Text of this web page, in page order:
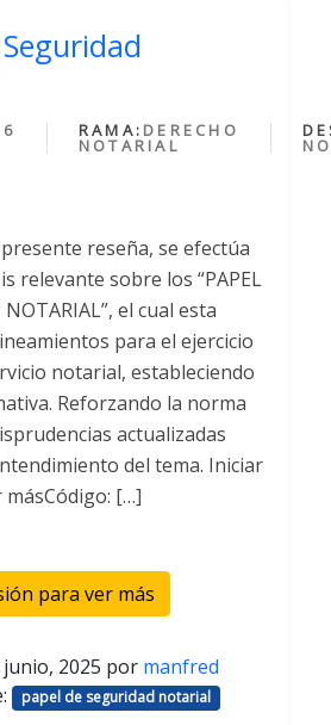
RAMA: DERECHO
NOTARIAL
reseña, se efectúa
relevante sobre los “PAPEL
NOTARIAL”, el cual esta
para el ejercicio
notarial, estableciendo
Reforzando la norma
actualizadas
del tema. Iniciar
[…]
para ver más
2025 por manfred
papel de seguridad notarial